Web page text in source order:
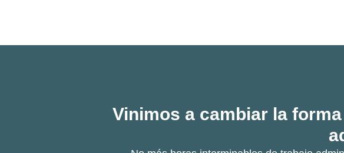
Vinimos a cambiar la